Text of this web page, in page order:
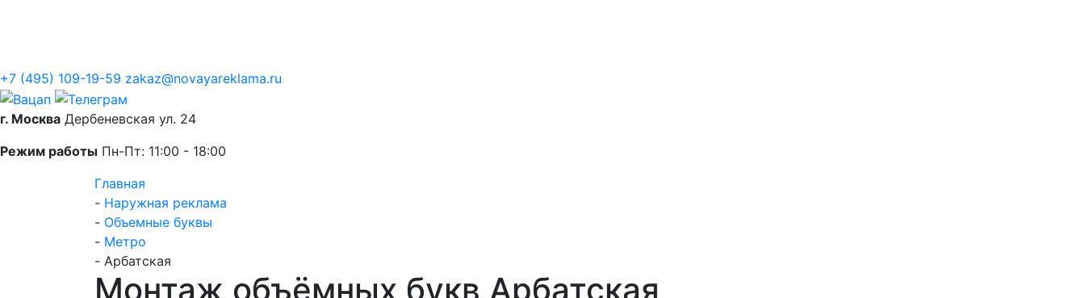
+7 (495) 109-19-59 zakaz@novayareklama.ru
г. Москва Дербеневская ул. 24
Режим работы Пн-Пт: 11:00 - 18:00
Главная
- Наружная реклама
- Объемные буквы
- Метро
- Арбатская
Монтаж объёмных букв Арбатская